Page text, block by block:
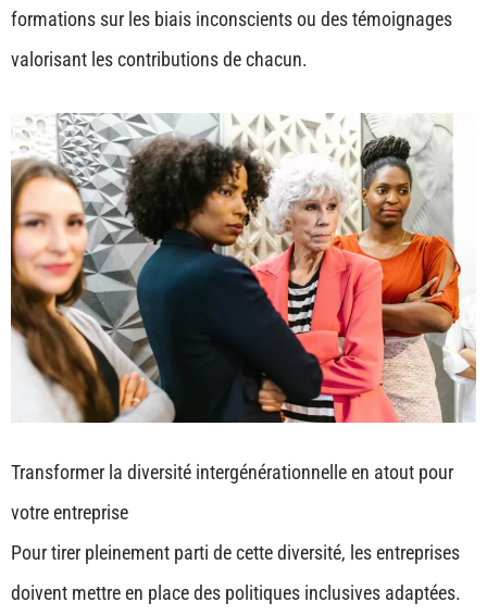
formations sur les biais inconscients ou des témoignages
valorisant les contributions de chacun.
Transformer la diversité intergénérationnelle en atout pour
votre entreprise
Pour tirer pleinement parti de cette diversité, les entreprises
doivent mettre en place des politiques inclusives adaptées.